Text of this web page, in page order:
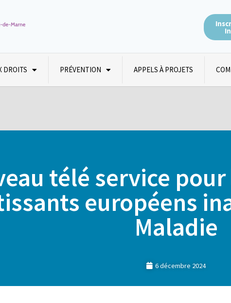
DROITS PRÉVENTION APPELS À PROJETS
télé service
européens
Maladie
6 décembre 2024